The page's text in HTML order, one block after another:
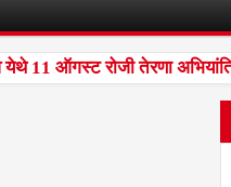
11 ऑगस्ट रोजी तेरणा